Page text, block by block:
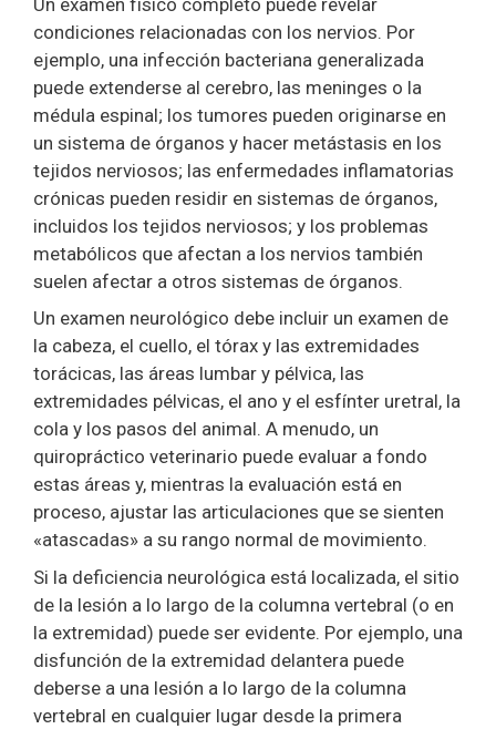
condiciones relacionadas con los nervios. Por
ejemplo, una infección bacteriana generalizada
puede extenderse al cerebro, las meninges o la
médula espinal; los tumores pueden originarse en
un sistema de órganos y hacer metástasis en los
tejidos nerviosos; las enfermedades inflamatorias
crónicas pueden residir en sistemas de órganos,
incluidos los tejidos nerviosos; y los problemas
metabólicos que afectan a los nervios también
suelen afectar a otros sistemas de órganos.
Un examen neurológico debe incluir un examen de
la cabeza, el cuello, el tórax y las extremidades
torácicas, las áreas lumbar y pélvica, las
extremidades pélvicas, el ano y el esfínter uretral, la
cola y los pasos del animal. A menudo, un
quiropráctico veterinario puede evaluar a fondo
estas áreas y, mientras la evaluación está en
proceso, ajustar las articulaciones que se sienten
«atascadas» a su rango normal de movimiento.
Si la deficiencia neurológica está localizada, el sitio
de la lesión a lo largo de la columna vertebral (o en
la extremidad) puede ser evidente. Por ejemplo, una
disfunción de la extremidad delantera puede
deberse a una lesión a lo largo de la columna
vertebral en cualquier lugar desde la primera